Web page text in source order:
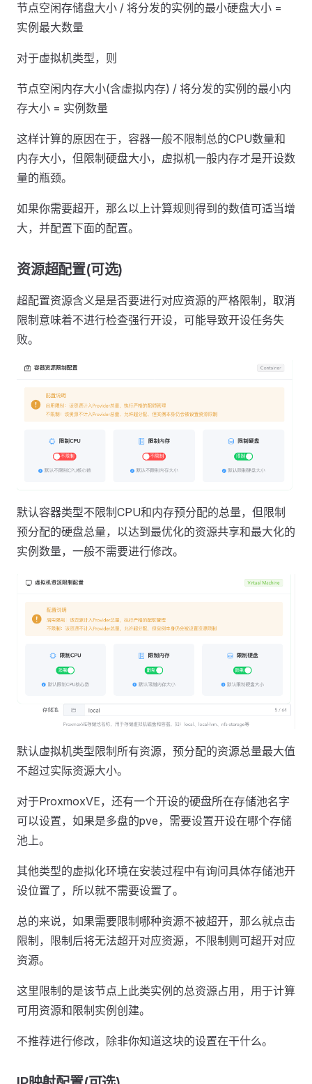
节点空闲存储盘大小 / 将分发的实例的最小硬盘大小 =
实例最大数量
对于虚拟机类型，则
节点空闲内存大小(含虚拟内存) / 将分发的实例的最小内
存大小 = 实例数量
这样计算的原因在于，容器一般不限制总的CPU数量和
内存大小，但限制硬盘大小，虚拟机一般内存才是开设数
量的瓶颈。
如果你需要超开，那么以上计算规则得到的数值可适当增
大，并配置下面的配置。
资源超配置(可选)
超配置资源含义是是否要进行对应资源的严格限制，取消
限制意味着不进行检查强行开设，可能导致开设任务失
败。
默认容器类型不限制CPU和内存预分配的总量，但限制
预分配的硬盘总量，以达到最优化的资源共享和最大化的
实例数量，一般不需要进行修改。
默认虚拟机类型限制所有资源，预分配的资源总量最大值
不超过实际资源大小。
对于ProxmoxVE，还有一个开设的硬盘所在存储池名字
可以设置，如果是多盘的pve，需要设置开设在哪个存储
池上。
其他类型的虚拟化环境在安装过程中有询问具体存储池开
设位置了，所以就不需要设置了。
总的来说，如果需要限制哪种资源不被超开，那么就点击
限制，限制后将无法超开对应资源，不限制则可超开对应
资源。
这里限制的是该节点上此类实例的总资源占用，用于计算
可用资源和限制实例创建。
不推荐进行修改，除非你知道这块的设置在干什么。